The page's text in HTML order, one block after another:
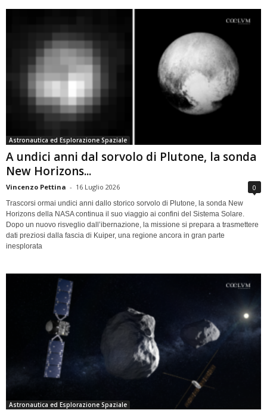
Astronautica ed Esplorazione Spaziale
A undici anni dal sorvolo di Plutone, la sonda
New Horizons...
Vincenzo Pettina - 16 Luglio 2026 0
Trascorsi ormai undici anni dallo storico sorvolo di Plutone, la sonda New
Horizons della NASA continua il suo viaggio ai confini del Sistema Solare.
Dopo un nuovo risveglio dall’ibernazione, la missione si prepara a trasmettere
dati preziosi dalla fascia di Kuiper, una regione ancora in gran parte
inesplorata
Astronautica ed Esplorazione Spaziale